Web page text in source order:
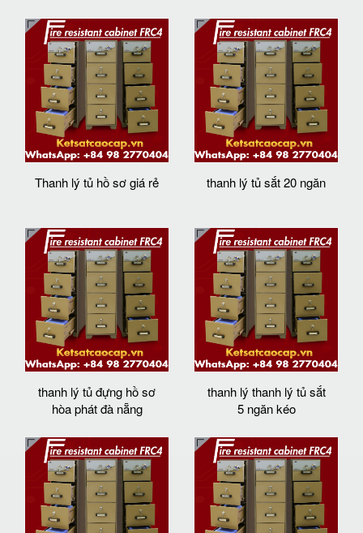
Thanh lý tủ hồ sơ giá rẻ thanh lý tủ sắt 20 ngăn
thanh lý tủ đựng hồ sơ
hòa phát đà nẵng
thanh lý thanh lý tủ sắt
5 ngăn kéo